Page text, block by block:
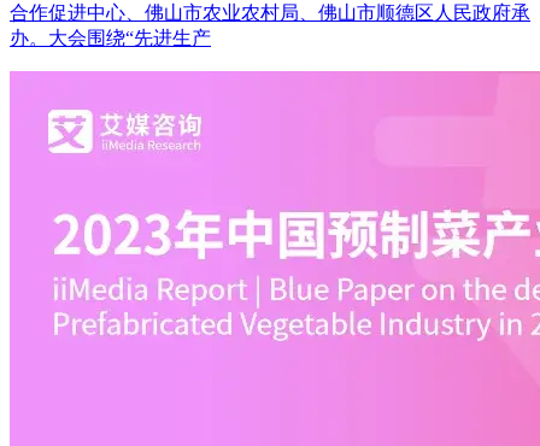
合作促进中心、佛山市农业农村局、佛山市顺德区人民政府承
办。大会围绕“先进生产